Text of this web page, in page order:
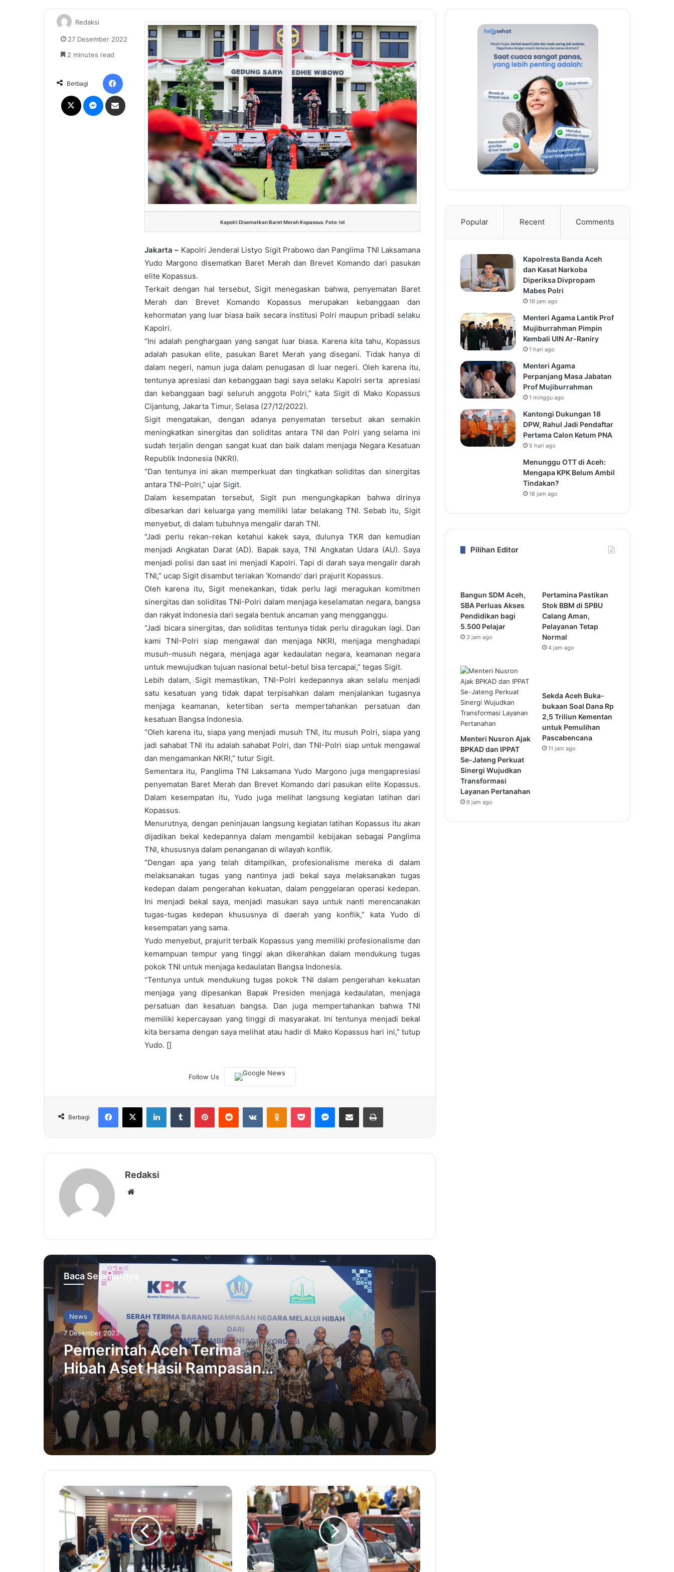
Kapolri Disematkan Baret Merah Kopassus. Foto: Ist
Jakarta – Kapolri Jenderal Listyo Sigit Prabowo dan Panglima TNI Laksamana
Yudo Margono disematkan Baret Merah dan Brevet Komando dari pasukan
elite Kopassus.
Terkait dengan hal tersebut, Sigit menegaskan bahwa, penyematan Baret
Merah dan Brevet Komando Kopassus merupakan kebanggaan dan
kehormatan yang luar biasa baik secara institusi Polri maupun pribadi selaku
Kapolri.
“Ini adalah penghargaan yang sangat luar biasa. Karena kita tahu, Kopassus
adalah pasukan elite, pasukan Baret Merah yang disegani. Tidak hanya di
dalam negeri, namun juga dalam penugasan di luar negeri. Oleh karena itu,
tentunya apresiasi dan kebanggaan bagi saya selaku Kapolri serta apresiasi
dan kebanggaan bagi seluruh anggota Polri,” kata Sigit di Mako Kopassus
Cijantung, Jakarta Timur, Selasa (27/12/2022).
Sigit mengatakan, dengan adanya penyematan tersebut akan semakin
meningkatkan sinergitas dan soliditas antara TNI dan Polri yang selama ini
sudah terjalin dengan sangat kuat dan baik dalam menjaga Negara Kesatuan
Republik Indonesia (NKRI).
“Dan tentunya ini akan memperkuat dan tingkatkan soliditas dan sinergitas
antara TNI-Polri,” ujar Sigit.
Dalam kesempatan tersebut, Sigit pun mengungkapkan bahwa dirinya
dibesarkan dari keluarga yang memiliki latar belakang TNI. Sebab itu, Sigit
menyebut, di dalam tubuhnya mengalir darah TNI.
“Jadi perlu rekan-rekan ketahui kakek saya, dulunya TKR dan kemudian
menjadi Angkatan Darat (AD). Bapak saya, TNI Angkatan Udara (AU). Saya
menjadi polisi dan saat ini menjadi Kapolri. Tapi di darah saya mengalir darah
TNI,” ucap Sigit disambut teriakan ‘Komando’ dari prajurit Kopassus.
Oleh karena itu, Sigit menekankan, tidak perlu lagi meragukan komitmen
sinergitas dan soliditas TNI-Polri dalam menjaga keselamatan negara, bangsa
dan rakyat Indonesia dari segala bentuk ancaman yang mengganggu.
“Jadi bicara sinergitas, dan soliditas tentunya tidak perlu diragukan lagi. Dan
kami TNI-Polri siap mengawal dan menjaga NKRI, menjaga menghadapi
musuh-musuh negara, menjaga agar kedaulatan negara, keamanan negara
untuk mewujudkan tujuan nasional betul-betul bisa tercapai,” tegas Sigit.
Lebih dalam, Sigit memastikan, TNI-Polri kedepannya akan selalu menjadi
satu kesatuan yang tidak dapat terpisahkan dalam menjalankan tugasnya
menjaga keamanan, ketertiban serta mempertahankan persatuan dan
kesatuan Bangsa Indonesia.
“Oleh karena itu, siapa yang menjadi musuh TNI, itu musuh Polri, siapa yang
jadi sahabat TNI itu adalah sahabat Polri, dan TNI-Polri siap untuk mengawal
dan mengamankan NKRI,” tutur Sigit.
Sementara itu, Panglima TNI Laksamana Yudo Margono juga mengapresiasi
penyematan Baret Merah dan Brevet Komando dari pasukan elite Kopassus.
Dalam kesempatan itu, Yudo juga melihat langsung kegiatan latihan dari
Kopassus.
Menurutnya, dengan peninjauan langsung kegiatan latihan Kopassus itu akan
dijadikan bekal kedepannya dalam mengambil kebijakan sebagai Panglima
TNI, khususnya dalam penanganan di wilayah konflik.
“Dengan apa yang telah ditampilkan, profesionalisme mereka di dalam
melaksanakan tugas yang nantinya jadi bekal saya melaksanakan tugas
kedepan dalam pengerahan kekuatan, dalam penggelaran operasi kedepan.
Ini menjadi bekal saya, menjadi masukan saya untuk nanti merencanakan
tugas-tugas kedepan khususnya di daerah yang konflik,” kata Yudo di
kesempatan yang sama.
Yudo menyebut, prajurit terbaik Kopassus yang memiliki profesionalisme dan
kemampuan tempur yang tinggi akan dikerahkan dalam mendukung tugas
pokok TNI untuk menjaga kedaulatan Bangsa Indonesia.
“Tentunya untuk mendukung tugas pokok TNI dalam pengerahan kekuatan
menjaga yang dipesankan Bapak Presiden menjaga kedaulatan, menjaga
persatuan dan kesatuan bangsa. Dan juga mempertahankan bahwa TNI
memiliki kepercayaan yang tinggi di masyarakat. Ini tentunya menjadi bekal
kita bersama dengan saya melihat atau hadir di Mako Kopassus hari ini,” tutup
Yudo. []
Redaksi
27 Desember 2022
2 minutes read
Berbagi
Messenger
Follow Us
Berbagi
Facebook
X LinkedInTumblr PinterestReddit VKontakteOdnoklassniki
Pocket Messenger
Share via Email Print
Redaksi
Baca Selanjutnya
News
7 Desember 2023
Pemerintah Aceh Terima
Hibah Aset Hasil Rampasan
Negara dari KPK RI
Hasil Rampasan Negara dari KPK RI
Kuta Barat Sabang Juara Ke 3
Keterbukaan Informasi Publik Nasional
Kata Akhyar Ilyas Soal Progres
Persiraja Jelang Kompetisi
Pemerintah Aceh Kembali Perpanjang
Status Transisi Pemulihan
Pecabencana
Kodam IM Buka Suara Terkait Oknum
TNI Bacok Dua Warga Sipil
BSI dan IAIN Lhokseumawe
USK Berdayakan Warga dengan
Inovasi Pelepah Pinang
Cerita Desak Rita, Jebolan Olimpiade
Paris Merasakan Kedamaian di Aceh
Popular Recent Comments
Kapolresta Banda Aceh
dan Kasat Narkoba
Diperiksa Divpropam
Mabes Polri
19 jam ago
Menteri Agama Lantik Prof
Mujiburrahman Pimpin
Kembali UIN Ar-Raniry
1 hari ago
Menteri Agama
Perpanjang Masa Jabatan
Prof Mujiburrahman
1 minggu ago
Kantongi Dukungan 18
DPW, Rahul Jadi Pendaftar
Pertama Calon Ketum PNA
5 hari ago
Menunggu OTT di Aceh:
Mengapa KPK Belum Ambil
Tindakan?
18 jam ago
Pilihan Editor
Bangun SDM Aceh,
SBA Perluas Akses
Pendidikan bagi
5.500 Pelajar
3 jam ago
Pertamina Pastikan
Stok BBM di SPBU
Calang Aman,
Pelayanan Tetap
Normal
4 jam ago
Menteri Nusron Ajak
BPKAD dan IPPAT
Se-Jateng Perkuat
Sinergi Wujudkan
Transformasi
Layanan Pertanahan
9 jam ago
Sekda Aceh Buka-
bukaan Soal Dana Rp
2,5 Triliun Kementan
untuk Pemulihan
Pascabencana
11 jam ago